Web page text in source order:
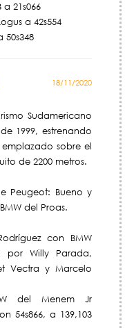
a 21s066
a 42s554
50s348
18/11/2020
Sudamericano
1999, estrenando
emplazado sobre el
de 2200 metros.
Peugeot: Bueno y
del Proas.
con BMW
por Willy Parada,
Vectra y Marcelo
del Menem Jr
54s866, a 139,103